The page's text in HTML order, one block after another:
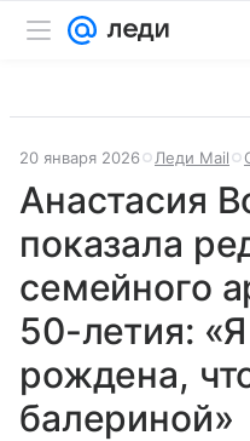
20 января 2026 Леди Mail
Анастасия
показала
семейного
50-летия:
рождена,
балериной»